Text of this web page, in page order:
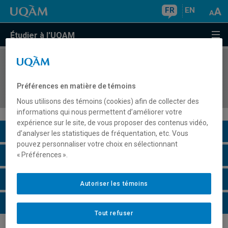
FR EN
Étudier à l'UQAM
COURS//
fondamentale
Description du cours
Horaire - Été 2026
Horaire - Automne 2026
Horaire - Hiver 2027
Préférences en matière de témoins
Nous utilisons des témoins (cookies) afin de collecter des
informations qui nous permettent d’améliorer votre
expérience sur le site, de vous proposer des contenus vidéo,
d’analyser les statistiques de fréquentation, etc. Vous
pouvez personnaliser votre choix en sélectionnant
« Préférences ».
Tout refuser
Autoriser les témoins